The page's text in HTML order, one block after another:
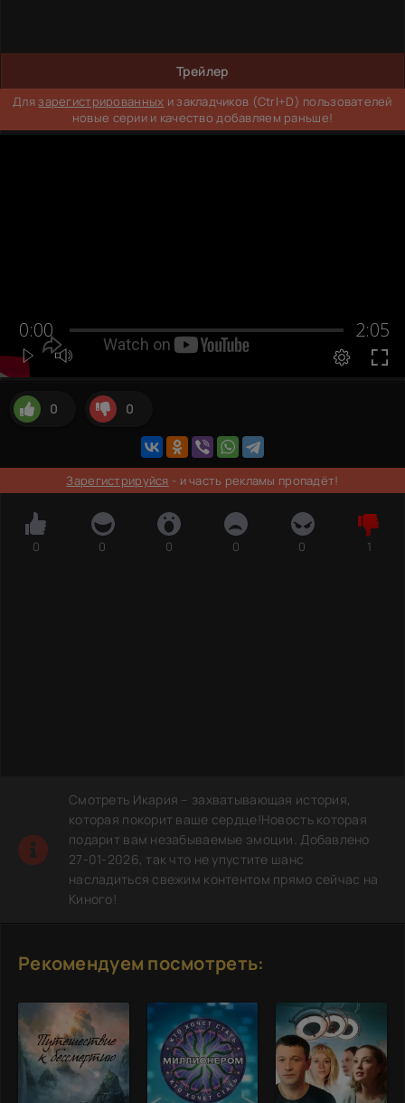
Трейлер
Длязарегистрированных и закладчиков (Ctrl+D) пользователей
новые серии и качество добавляем раньше!
0 0
Зарегистрируйся - и часть рекламы пропадёт!
0 0 0 0 0 1
Смотреть Икария – захватывающая история,
которая покорит ваше сердце!Новость которая
подарит вам незабываемые эмоции. Добавлено
27-01-2026, так что не упустите шанс
насладиться свежим контентом прямо сейчас на
Киного!
Рекомендуем посмотреть: